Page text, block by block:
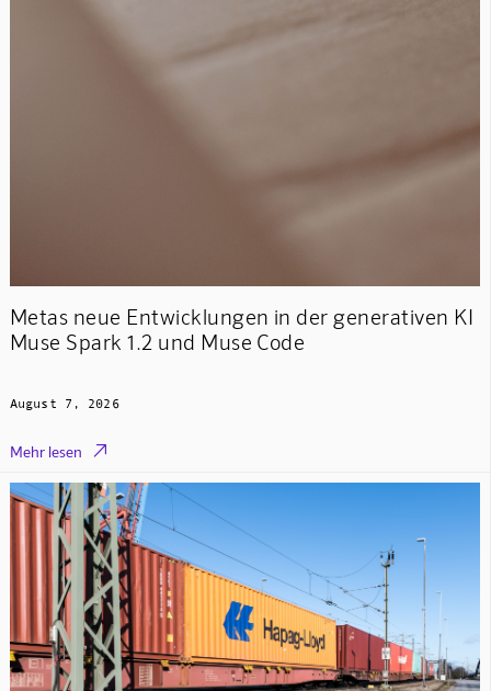
Metas neue Entwicklungen in der generativen KI
Muse Spark 1.2 und Muse Code
August 7, 2026
Mehr lesen 